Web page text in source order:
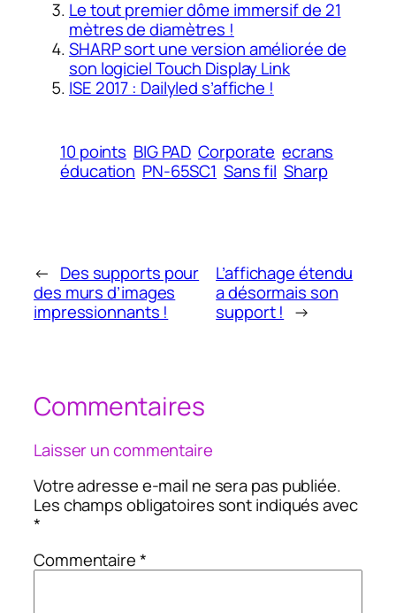
Le tout premier dôme immersif de 21
mètres de diamètres !
SHARP sort une version améliorée de
son logiciel Touch Display Link
ISE 2017 : Dailyled s’affiche !
10 points BIG PAD Corporate ecrans
éducation PN-65SC1 Sans fil Sharp
← Des supports pour
des murs d’images
impressionnants !
L’affichage étendu
a désormais son
support ! →
Commentaires
Laisser un commentaire
Votre adresse e-mail ne sera pas publiée.
Les champs obligatoires sont indiqués avec
*
Commentaire*